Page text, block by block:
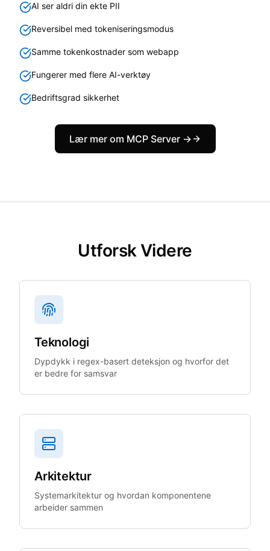
AI ser aldri din ekte PII
Reversibel med tokeniseringsmodus
Samme tokenkostnader som webapp
Fungerer med flere AI-verktøy
Bedriftsgrad sikkerhet
Lær mer om MCP Server →
Utforsk Videre
Teknologi
Dypdykk i regex-basert deteksjon og hvorfor det
er bedre for samsvar
Arkitektur
Systemarkitektur og hvordan komponentene
arbeider sammen